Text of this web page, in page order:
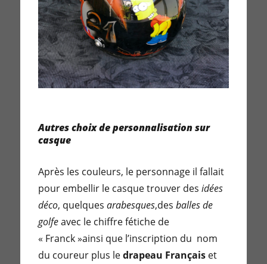
Autres choix de personnalisation sur
casque
Après les couleurs, le personnage il fallait
pour embellir le casque trouver desidées
déco, quelquesarabesques,des balles de
golfeavec le chiffre fétiche de
« Franck »ainsi que l’inscription du nom
du coureur plus ledrapeau Français et